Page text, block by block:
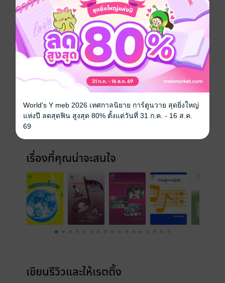
ดนตรีขั้นสูง เหมาะสำหรับทุกวัย กิจกรรมมีทั้งการร้อง
เพลง การใช้ร่างกายทำจังหวะ เช่นดีนิ้ว ตบมือ ตบตัก
และกระทืบเท้า การร้องเพลงประกอบท่าทาง นิทาน
ประกอบเครื่องดนตรี และการบรรเลงเครื่องดนตรี
ประเภทเครื่องประกอบจังหวะและระนาดออร์ฟ
ประเภทไฟล์ pdf
13 พฤษภาคม 2562
ความยาว 149 หน้า
ราคาปก
เรื่องที่คุณน่าจะสนใจ
เขียนรีวิวและให้เรตติ้ง
World's Y meb 2026 เทศกาลนิยาย การ์ตูนวาย สุดยิ่งใหญ่
แห่งปี ลดสุดฟิน สูงสุด 80% ตั้งแต่วันที่ 31 ก.ค. - 16 ส.ค.
69